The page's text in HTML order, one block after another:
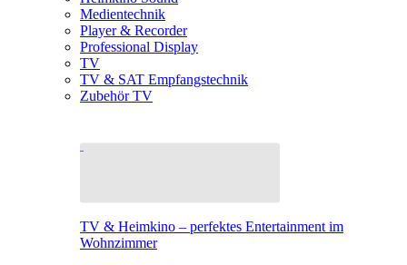
Medientechnik
Player & Recorder
Professional Display
TV
TV & SAT Empfangstechnik
Zubehör TV
TV & Heimkino – perfektes Entertainment im
Wohnzimmer